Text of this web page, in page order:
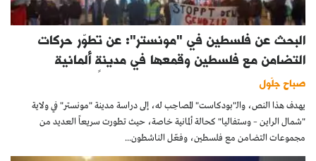
البحث عن فلسطين في "مونستر": عن تطوّر حركات
التضامن مع فلسطين وقمعها في مدينةٍ ألمانية
صباح جلّول
يهدف هذا النص، والـ"بودكاست" المصاحِب له، إلى دراسة مدينة "مونستر" في ولاية
"شمال الراين – وستفاليا" كحالة ألمانية خاصة، حيث تطورت سريعاً العديد من
مجموعات التضامن مع فلسطين، وفعّل الناشطون...